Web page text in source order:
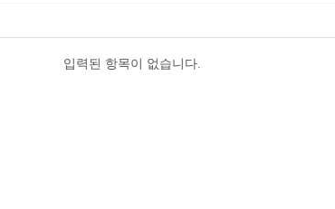
입력된 항목이 없습니다.